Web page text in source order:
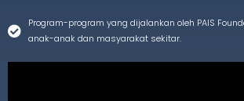
Program-program yang dijalankan oleh PAIS
anak-anak dan masyarakat sekitar.